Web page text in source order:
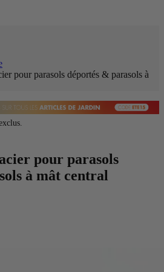
pour parasols déportés & parasols à
pour parasols
à mât central